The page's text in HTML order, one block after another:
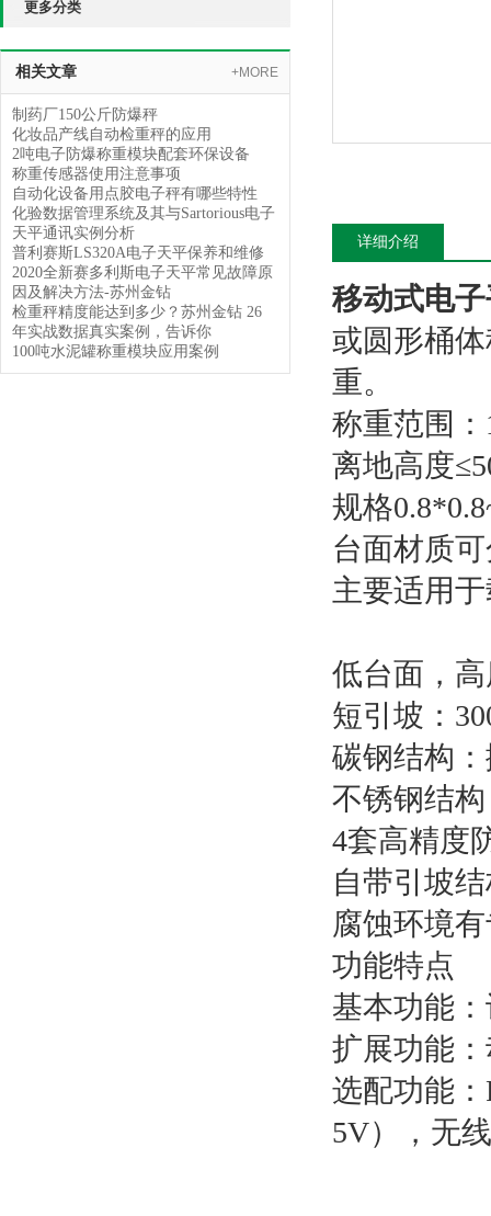
更多分类
相关文章 +MORE
制药厂150公斤防爆秤
化妆品产线自动检重秤的应用
2吨电子防爆称重模块配套环保设备
称重传感器使用注意事项
自动化设备用点胶电子秤有哪些特性
化验数据管理系统及其与Sartorious电子
天平通讯实例分析
普利赛斯LS320A电子天平保养和维修
2020全新赛多利斯电子天平常见故障原
因及解决方法-苏州金钻
检重秤精度能达到多少？苏州金钻 26
年实战数据真实案例，告诉你
100吨水泥罐称重模块应用案例
详细介绍
移动式电
或圆形桶
重。
称重范围：
离地高度
规格
台面材质
主要适用
低台面，高
短引坡：
碳钢结构
不锈钢结
4套高精度
自带引坡
腐蚀环境
功能特点
基本功能
扩展功能
选配功能：
5V），无